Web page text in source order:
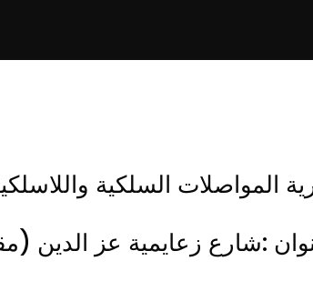
المواصلات السلكية
:شارع زعايمية عز الدين